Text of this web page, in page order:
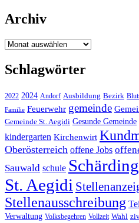
Archiv
Archiv
Schlagwörter
2022 2024 Andorf Ausbildung Bezirk
Familie Feuerwehr gemeinde
Gemeinde St. Aegidi Gesunde Gemeinde
kindergarten Kirchenwirt
Oberösterreich offene Jobs
Sauwald schule Schärding
St. Aegidi
Stellenausschreibung
Verwaltung Volksbegehren Vollzeit Wahl